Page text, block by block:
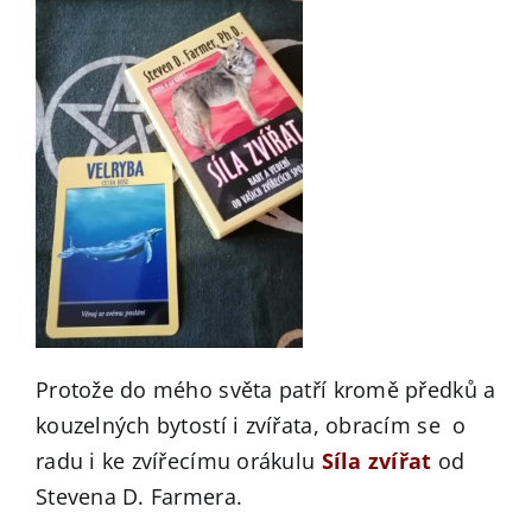
Protože do mého světa patří kromě předků a
kouzelných bytostí i zvířata, obracím se o
radu i ke zvířecímu orákulu Síla zvířat od
Stevena D. Farmera.